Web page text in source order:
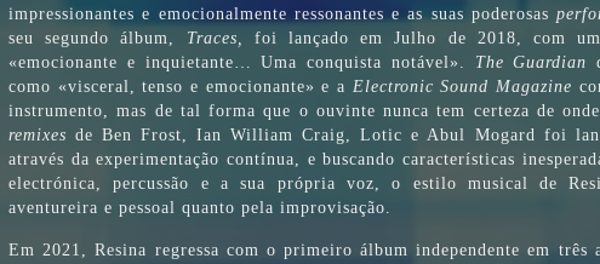
impressionantes e emocionalmente ressonantes e as suas poderosas
seu segundo álbum, Traces, foi lançado em Julho de 2018, com
«emocionante e inquietante… Uma conquista notável». The Guardian
como «visceral, tenso e emocionante» e a Electronic Sound Magazine
instrumento, mas de tal forma que o ouvinte nunca tem certeza de
remixes de Ben Frost, Ian William Craig, Lotic e Abul Mogard foi
através da experimentação contínua, e buscando características
electrónica, percussão e a sua própria voz, o estilo musical de
aventureira e pessoal quanto pela improvisação.
Em 2021, Resina regressa com o primeiro álbum independente em três